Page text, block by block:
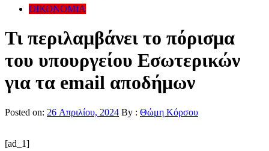
ΟΙΚΟΝΟΜΙΑ
Τι περιλαμβάνει το πόρισμα
του υπουργείου Εσωτερικών
για τα email αποδήμων
Posted on: 26 Απριλίου, 2024 By : Θώμη Κόρσου
[ad_1]